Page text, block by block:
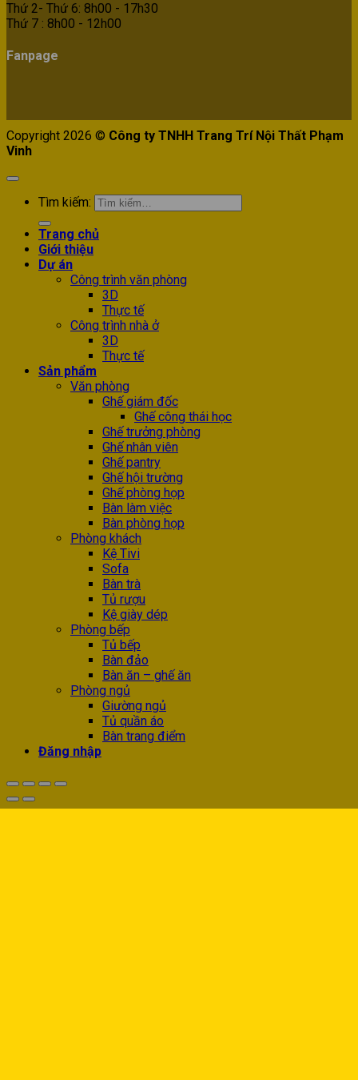
Thứ 2- Thứ 6: 8h00 - 17h30
Thứ 7 : 8h00 - 12h00
Fanpage
Copyright 2026 © Công ty TNHH Trang Trí Nội Thất Phạm
Vinh
Tìm kiếm:
Trang chủ
Giới thiệu
Dự án
Công trình văn phòng
3D
Thực tế
Công trình nhà ở
3D
Thực tế
Sản phẩm
Văn phòng
Ghế giám đốc
Ghế công thái học
Ghế trưởng phòng
Ghế nhân viên
Ghế pantry
Ghế hội trường
Ghế phòng họp
Bàn làm việc
Bàn phòng họp
Phòng khách
Kệ Tivi
Sofa
Bàn trà
Tủ rượu
Kệ giày dép
Phòng bếp
Tủ bếp
Bàn đảo
Bàn ăn – ghế ăn
Phòng ngủ
Giường ngủ
Tủ quần áo
Bàn trang điểm
Đăng nhập